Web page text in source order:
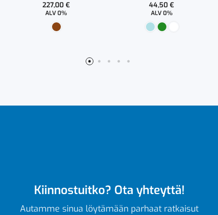
227,00€
ALV 0%
44,50€
ALV 0%
Kiinnostuitko? Ota yhteyttä!
Autamme sinua löytämään parhaat ratkaisut